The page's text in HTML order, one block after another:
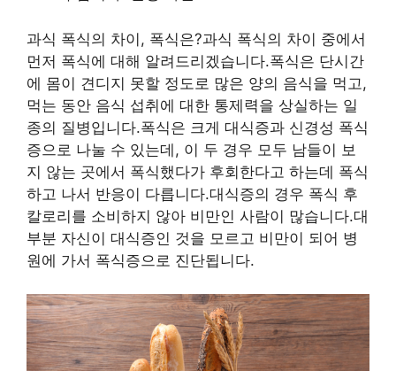
과식 폭식의 차이, 폭식은?과식 폭식의 차이 중에서
먼저 폭식에 대해 알려드리겠습니다.폭식은 단시간
에 몸이 견디지 못할 정도로 많은 양의 음식을 먹고,
먹는 동안 음식 섭취에 대한 통제력을 상실하는 일
종의 질병입니다.폭식은 크게 대식증과 신경성 폭식
증으로 나눌 수 있는데, 이 두 경우 모두 남들이 보
지 않는 곳에서 폭식했다가 후회한다고 하는데 폭식
하고 나서 반응이 다릅니다.대식증의 경우 폭식 후
칼로리를 소비하지 않아 비만인 사람이 많습니다.대
부분 자신이 대식증인 것을 모르고 비만이 되어 병
원에 가서 폭식증으로 진단됩니다.